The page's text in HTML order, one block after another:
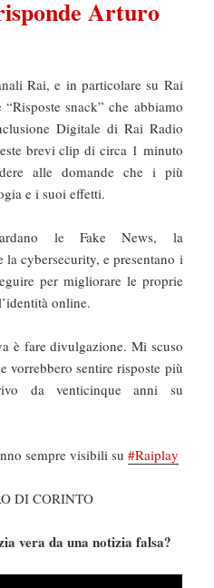
Arturo
Rai, e in particolare su Rai
snack” che abbiamo
Digitale di Rai Radio
brevi clip di circa 1 minuto
alle domande che i più
e i suoi effetti.
le Fake News, la
cybersecurity, e presentano i
per migliorare le proprie
online.
è fare divulgazione. Mi scuso
vorrebbero sentire risposte più
da venticinque anni su
sempre visibili su#Raiplay
DI CORINTO
vera da una notizia falsa?